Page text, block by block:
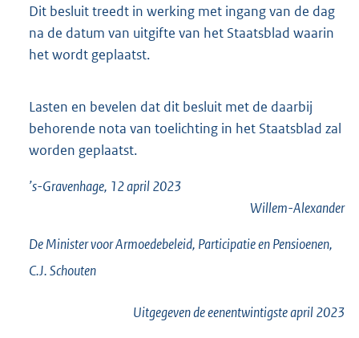
Dit besluit treedt in werking met ingang van de dag
na de datum van uitgifte van het Staatsblad waarin
het wordt geplaatst.
Lasten en bevelen dat dit besluit met de daarbij
behorende nota van toelichting in het Staatsblad zal
worden geplaatst.
’s-Gravenhage, 12 april 2023
Willem-Alexander
De Minister voor Armoedebeleid, Participatie en Pensioenen,
C.J.Schouten
Uitgegeven deeenentwintigsteapril 2023